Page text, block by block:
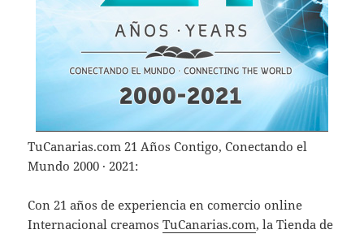
TuCanarias.com 21 Años Contigo, Conectando el
Mundo 2000 · 2021:
Con 21 años de experiencia en comercio online
Internacional creamosTuCanarias.com, la Tienda de